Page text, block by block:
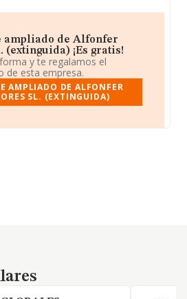
ampliado de Alfonfer
(extinguida) ¡Es gratis!
y te regalamos el
de esta empresa.
AMPLIADO DE ALFONFER
SL. (EXTINGUIDA)